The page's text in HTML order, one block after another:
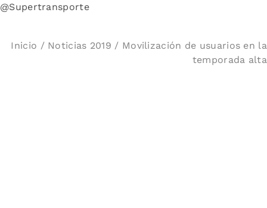
@Supertransporte
Inicio / Noticias 2019 / Movilización de usuarios en la
temporada alta